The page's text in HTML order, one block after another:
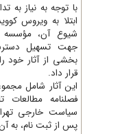
با توجه به نیاز به
شیوع آن،
جهت تسهیل
بخشی از آثار خود
قرار داد.
این آثار شامل
فصلنامه‌ مطالعات
سیاست خارجی
پس از ثبت نام، به